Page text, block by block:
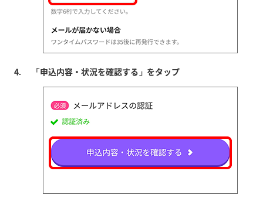
「申込内容・状況を確認する」をタップ